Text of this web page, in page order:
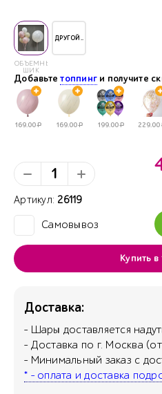
ОБЪЁМНЫЙ
ШИК
ДРУГОЙ..
Добавьтетоппинг и получите
169.00Р 169.00Р 199.00Р 229.00
Артикул: 26119
Самовывоз
Купить в
Доставка:
- Шары доставляется
- Доставка по г. Москва
- Минимальный заказ с
* - оплата и доставка